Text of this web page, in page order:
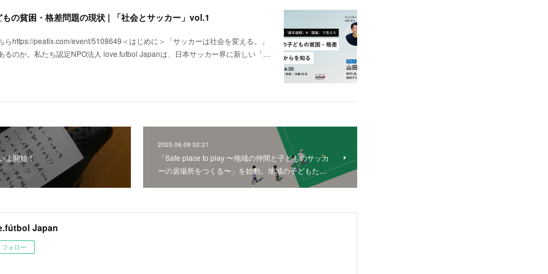
の貧困・格差問題の現状 | 「社会とサッカー」vol.1
https://peatix.com/event/5108649＜はじめに＞「サッカーは社会を変える。」
るのか。私たち認定NPO法人 love.futbol Japanは、日本サッカー界に新しい「…
よ開始！
2025.06.09 02:21
「Safe place to play 〜地域の仲間と子どものサッカ
ーの居場所をつくる〜」を始動。地域の子どもた…
Japan
フォロー